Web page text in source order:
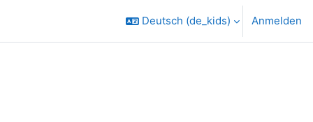
Deutsch ‎(de_kids)‎ Anmelden